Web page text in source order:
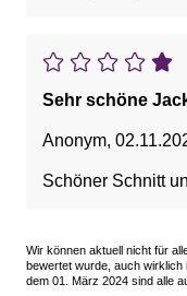
Sehr schöne
Anonym,
Schöner Schnitt
Wir können aktuell nicht für
bewertet wurde, auch
dem 01. März 2024 sind alle